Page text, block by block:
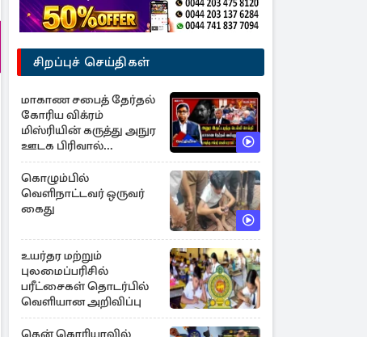
சிறப்புச் செய்திகள்
மாகாண சபைத் தேர்தல்
கோரிய விக்ரம்
மிஸ்ரியின் கருத்து அநுர
ஊடக பிரிவால்
அமுக்கப்பட்டது ஏன்...!
கொழும்பில்
வெளிநாட்டவர் ஒருவர்
கைது
உயர்தர மற்றும்
புலமைப்பரிசில்
பரீட்சைகள் தொடர்பில்
வெளியான அறிவிப்பு
தென் கொரியாவில்